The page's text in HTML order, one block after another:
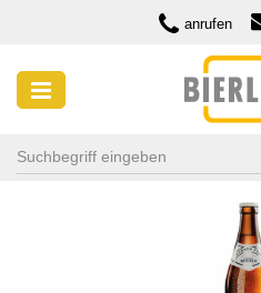
anrufen